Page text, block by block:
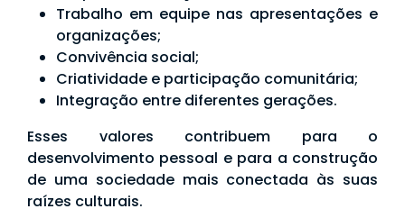
Trabalho em equipe nas apresentações e
organizações;
Convivência social;
Criatividade e participação comunitária;
Integração entre diferentes gerações.
Esses valores contribuem para o
desenvolvimento pessoal e para a construção
de uma sociedade mais conectada às suas
raízes culturais.